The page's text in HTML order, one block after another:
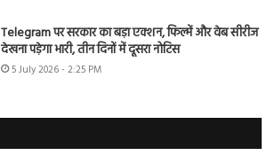
Telegram पर सरकार का बड़ा एक्शन, फिल्में और वेब सीरीज
देखना पड़ेगा भारी, तीन दिनों में दूसरा नोटिस
5 July 2026 - 2:25 PM